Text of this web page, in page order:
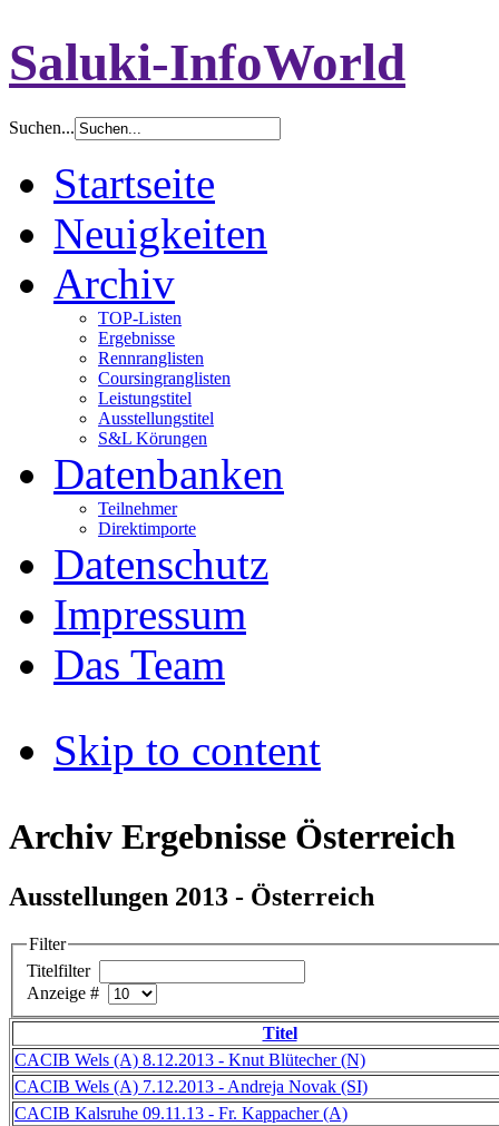
Saluki-InfoWorld
Suchen...
Startseite
Neuigkeiten
Archiv
TOP-Listen
Ergebnisse
Rennranglisten
Coursingranglisten
Leistungstitel
Ausstellungstitel
S&L Körungen
Datenbanken
Teilnehmer
Direktimporte
Datenschutz
Impressum
Das Team
Skip to content
Archiv Ergebnisse Österreich
Ausstellungen 2013 - Österreich
Filter
Titelfilter
Anzeige #
Titel
CACIB Wels (A) 8.12.2013 - Knut Blütecher (N)
CACIB Wels (A) 7.12.2013 - Andreja Novak (SI)
CACIB Kalsruhe 09.11.13 - Fr. Kappacher (A)